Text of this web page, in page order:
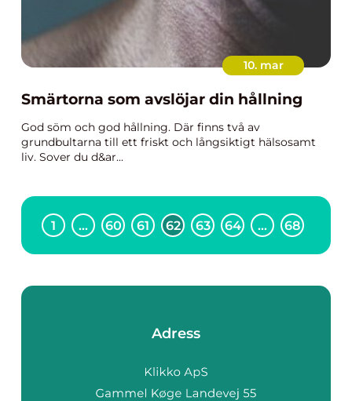
10. mar
Smärtorna som avslöjar din hållning
God söm och god hållning. Där finns två av
grundbultarna till ett friskt och långsiktigt hälsosamt
liv. Sover du d&ar...
1 … 60 61 62 63 64 … 68
Adress